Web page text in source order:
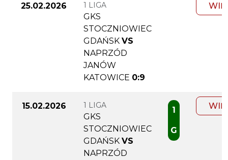
25.02.2026 1 LIGA
GKS
STOCZNIOWIEC
GDAŃSK VS
NAPRZÓD
JANÓW
KATOWICE 0:9
15.02.2026 1 LIGA
GKS
STOCZNIOWIEC
GDAŃSK VS
NAPRZÓD
1
G